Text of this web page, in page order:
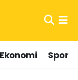
Ekonomi Spor